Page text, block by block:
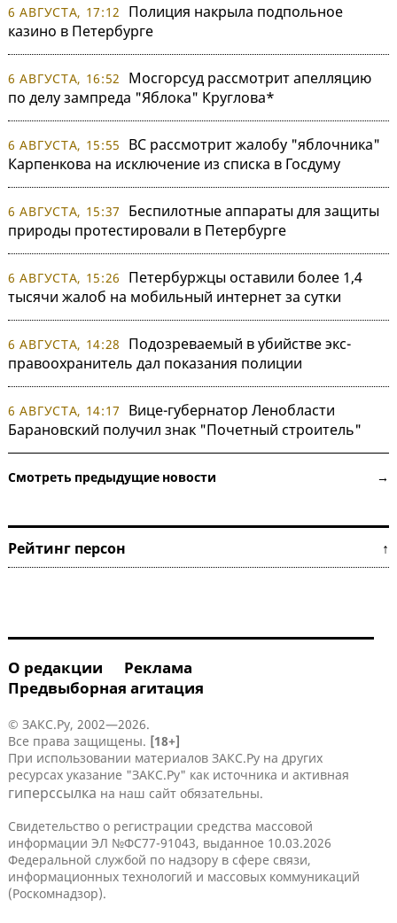
6 АВГУСТА, 17:12
Полиция накрыла подпольное
казино в Петербурге
6 АВГУСТА, 16:52
Мосгорсуд рассмотрит апелляцию
по делу зампреда "Яблока" Круглова*
6 АВГУСТА, 15:55
ВС рассмотрит жалобу "яблочника"
Карпенкова на исключение из списка в Госдуму
6 АВГУСТА, 15:37
Беспилотные аппараты для защиты
природы протестировали в Петербурге
6 АВГУСТА, 15:26
Петербуржцы оставили более 1,4
тысячи жалоб на мобильный интернет за сутки
6 АВГУСТА, 14:28
Подозреваемый в убийстве экс-
правоохранитель дал показания полиции
6 АВГУСТА, 14:17
Вице-губернатор Ленобласти
Барановский получил знак "Почетный строитель"
Смотреть предыдущие новости →
Рейтинг персон ↑
О редакции
Реклама
Предвыборная агитация
© ЗАКС.Ру, 2002—2026.
Все права защищены. [18+]
При использовании материалов ЗАКС.Ру на других
ресурсах указание "ЗАКС.Ру" как источника и активная
гиперссылка на наш сайт обязательны.
Свидетельство о регистрации средства массовой
информации ЭЛ №ФС77-91043, выданное 10.03.2026
Федеральной службой по надзору в сфере связи,
информационных технологий и массовых коммуникаций
(Роскомнадзор).